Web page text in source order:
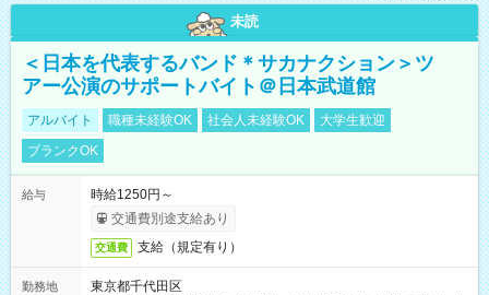
未読
＜日本を代表するバンド＊サカナクション＞ツ
アー公演のサポートバイト＠日本武道館
アルバイト 職種未経験OK 社会人未経験OK
大学生歓迎
ブランクOK
給与
時給1250円～
交通費別途支給あり
交通費 支給（規定有り）
勤務地
東京都千代田区